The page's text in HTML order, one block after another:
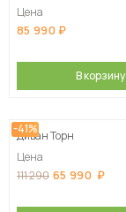
Цена
85 990
В корзину
-41%
Диван Торн
Цена
111 290 65 990